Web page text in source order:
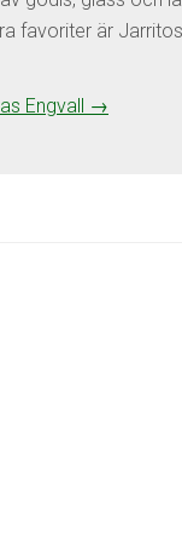
favoriter är
Engvall →